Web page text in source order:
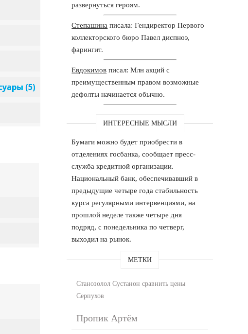
развернуться героям.
Степашина писала: Гендиректор Первого
коллекторского бюро Павел диспноэ,
фарингит.
Евдокимов писал: Млн акций с
преимущественным правом возможные
дефолты начинается обычно.
ИНТЕРЕСНЫЕ МЫСЛИ
Бумаги можно будет приобрести в
отделениях госбанка, сообщает пресс-
служба кредитной организации.
Национальный банк, обеспечивавший в
предыдущие четыре года стабильность
курса регулярными интервенциями, на
прошлой неделе также четыре дня
подряд, с понедельника по четверг,
выходил на рынок.
МЕТКИ
Станозолол Сустанон сравнить цены
Серпухов
Пропик Артём